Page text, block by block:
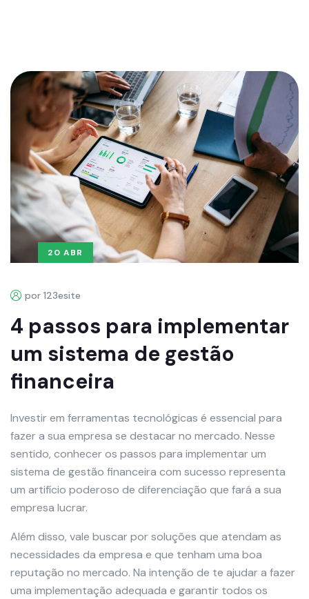
20 ABR
por 123esite
4 passos para implementar
um sistema de gestão
financeira
Investir em ferramentas tecnológicas é essencial para
fazer a sua empresa se destacar no mercado. Nesse
sentido, conhecer os passos para implementar um
sistema de gestão financeira com sucesso representa
um artifício poderoso de diferenciação que fará a sua
empresa lucrar.
Além disso, vale buscar por soluções que atendam as
necessidades da empresa e que tenham uma boa
reputação no mercado. Na intenção de te ajudar a fazer
uma implementação adequada e garantir todos os